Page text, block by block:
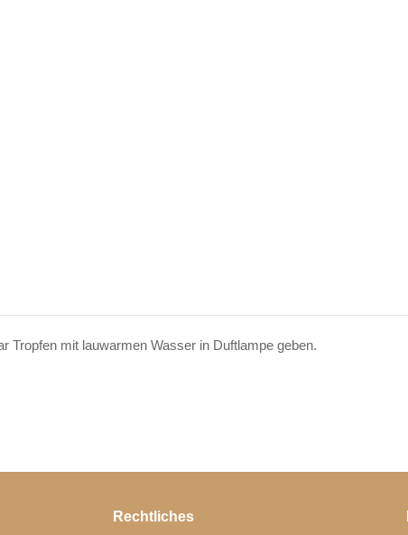
mit lauwarmen Wasser in Duftlampe geben.
Rechtliches